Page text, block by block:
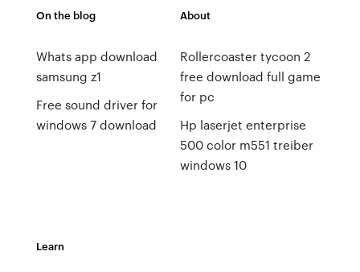
On the blog
Whats app download
samsung z1
Free sound driver for
windows 7 download
About
Rollercoaster tycoon 2
free download full game
for pc
Hp laserjet enterprise
500 color m551 treiber
windows 10
Learn